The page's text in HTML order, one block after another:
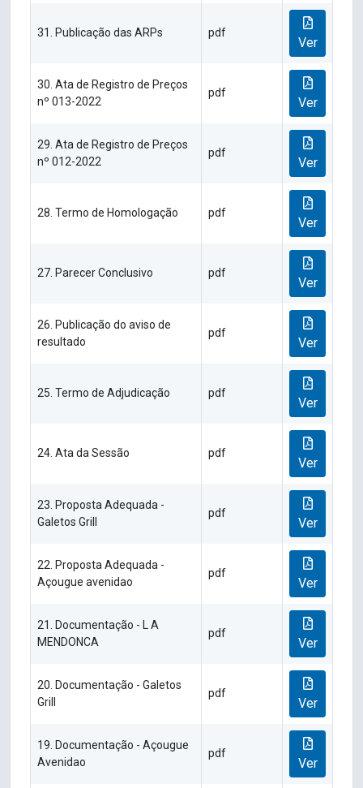
31. Publicação das ARPs pdf
Ver
30. Ata de Registro de Preços
nº 013-2022
pdf
Ver
29. Ata de Registro de Preços
nº 012-2022
pdf
Ver
28. Termo de Homologação pdf
Ver
27. Parecer Conclusivo pdf
Ver
26. Publicação do aviso de
resultado
pdf
Ver
25. Termo de Adjudicação pdf
Ver
24. Ata da Sessão pdf
Ver
23. Proposta Adequada -
Galetos Grill
pdf
Ver
22. Proposta Adequada -
Açougue avenidao
pdf
Ver
21. Documentação - L A
MENDONCA
pdf
Ver
20. Documentação - Galetos
Grill
pdf
Ver
19. Documentação - Açougue
Avenidao
pdf
Ver